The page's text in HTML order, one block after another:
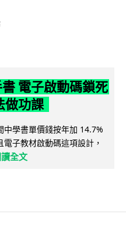
電子啟動碼鎖死
做功課
學書單價錢按年加 14.7%
子教材啟動碼這項設計，
全文